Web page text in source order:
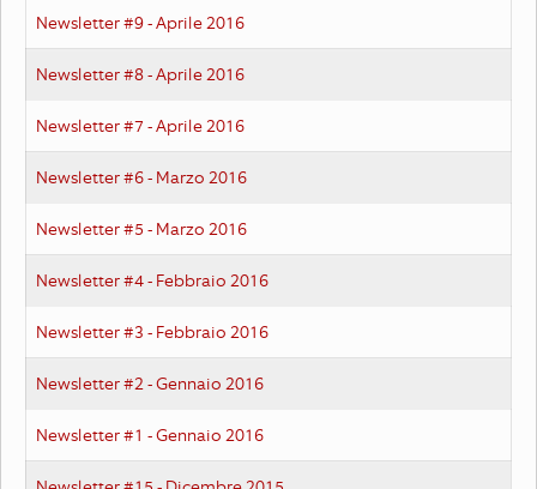
Newsletter #9 - Aprile 2016
Newsletter #8 - Aprile 2016
Newsletter #7 - Aprile 2016
Newsletter #6 - Marzo 2016
Newsletter #5 - Marzo 2016
Newsletter #4 - Febbraio 2016
Newsletter #3 - Febbraio 2016
Newsletter #2 - Gennaio 2016
Newsletter #1 - Gennaio 2016